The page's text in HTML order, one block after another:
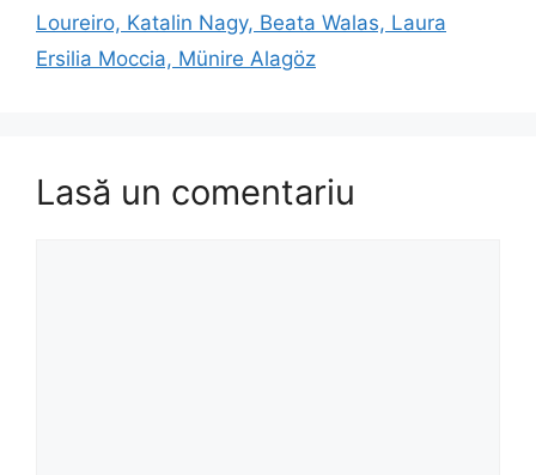
Loureiro, Katalin Nagy, Beata Walas, Laura
Ersilia Moccia, Münire Alagöz
Lasă un comentariu